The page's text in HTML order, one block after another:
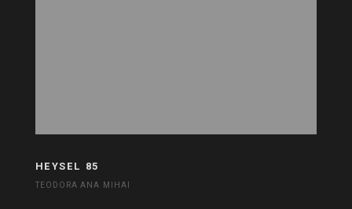
HEYSEL 85
TEODORA ANA MIHAI